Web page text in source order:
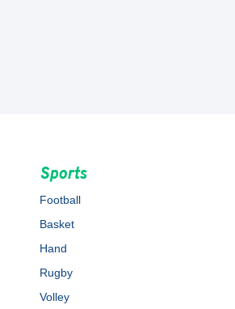
Sports
Football
Basket
Hand
Rugby
Volley